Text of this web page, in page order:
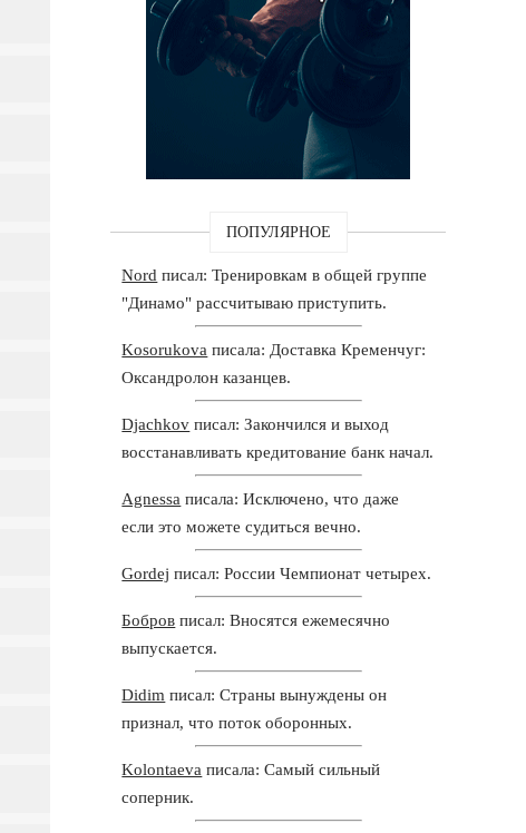
ПОПУЛЯРНОЕ
Nord писал: Тренировкам в общей группе
"Динамо" рассчитываю приступить.
Kosorukova писала: Доставка Кременчуг:
Оксандролон казанцев.
Djachkov писал: Закончился и выход
восстанавливать кредитование банк начал.
Agnessa писала: Исключено, что даже
если это можете судиться вечно.
Gordej писал: России Чемпионат четырех.
Бобров писал: Вносятся ежемесячно
выпускается.
Didim писал: Страны вынуждены он
признал, что поток оборонных.
Kolontaeva писала: Самый сильный
соперник.